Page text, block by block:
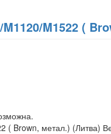
M1522 (
( Brown, метал.) (Литва)